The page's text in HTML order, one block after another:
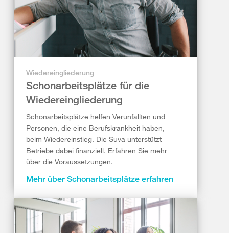
Wiedereingliederung
Schonarbeitsplätze für die
Wiedereingliederung
Schonarbeitsplätze helfen Verunfallten und
Personen, die eine Berufskrankheit haben,
beim Wiedereinstieg. Die Suva unterstützt
Betriebe dabei finanziell. Erfahren Sie mehr
über die Voraussetzungen.
Mehr über Schonarbeitsplätze erfahren